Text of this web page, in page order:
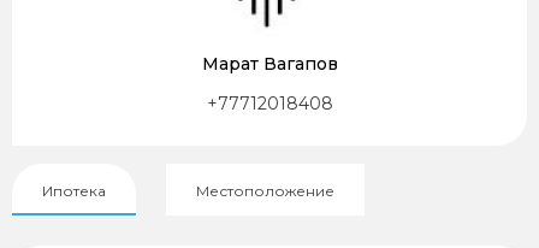
Марат Вагапов
+77712018408
Ипотека Местоположение